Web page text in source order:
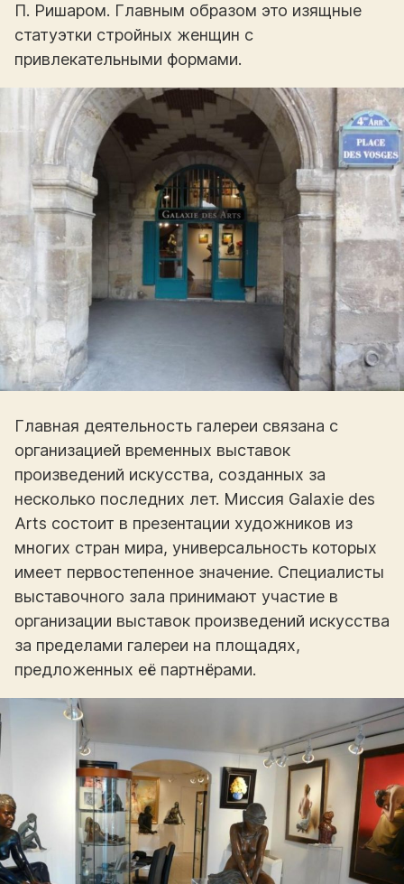
П. Ришаром. Главным образом это изящные
статуэтки стройных женщин с
привлекательными формами.
Главная деятельность галереи связана с
организацией временных выставок
произведений искусства, созданных за
несколько последних лет. Миссия Galaxie des
Arts состоит в презентации художников из
многих стран мира, универсальность которых
имеет первостепенное значение. Специалисты
выставочного зала принимают участие в
организации выставок произведений искусства
за пределами галереи на площадях,
предложенных её партнёрами.